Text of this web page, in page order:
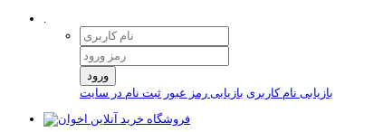
.
ورود
بازیابی نام کاربری بازیابی رمز عبور ثبت نام در سایت